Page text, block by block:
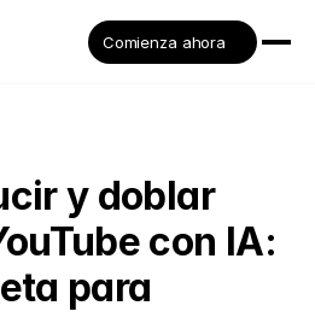
Comienza ahora
y doblar
con IA:
para